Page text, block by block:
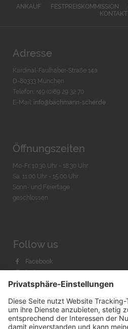
ANKAUF FESTPREISKOMMISSION
KONTAKT
Adresse
Kardinal-Faulhaber-Straße 14a
D-80333 München
Telefon: +49 (0)89 29 32 70
E-Mail: info@bachmann-scher.de
Öffnungszeiten
Mo-Fr. 10:30 Uhr - 18:30 Uhr
Sa. 11:00 Uhr - 15.00 Uhr
Sonn- und Feiertage
geschlossen
Follow us
Facebook
Instagram
Youtube